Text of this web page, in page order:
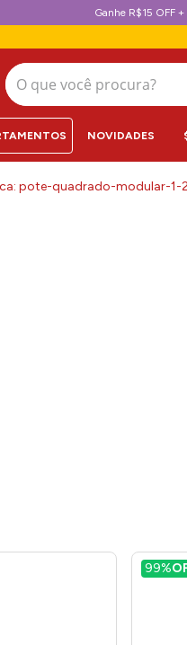
Ganhe R$15 OFF
O que você procura?
NOVIDADES
pote-quadrado-modular-1-
99%